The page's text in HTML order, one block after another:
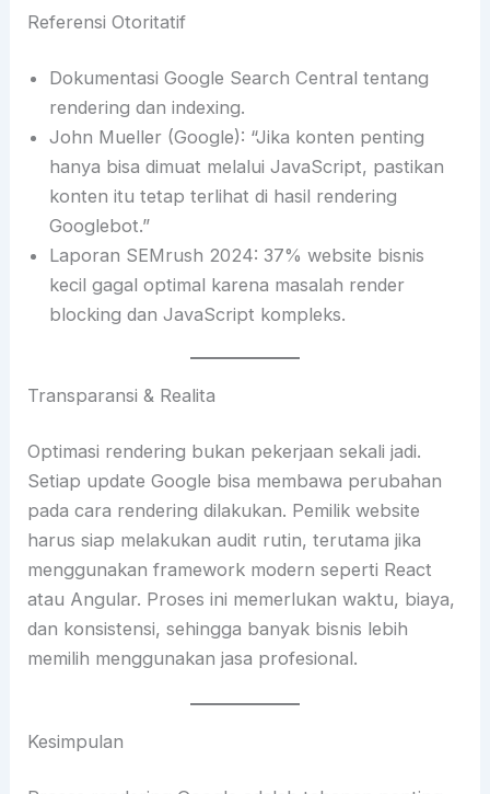
Referensi Otoritatif
Dokumentasi Google Search Central tentang
rendering dan indexing.
John Mueller (Google): “Jika konten penting
hanya bisa dimuat melalui JavaScript, pastikan
konten itu tetap terlihat di hasil rendering
Googlebot.”
Laporan SEMrush 2024: 37% website bisnis
kecil gagal optimal karena masalah render
blocking dan JavaScript kompleks.
Transparansi & Realita
Optimasi rendering bukan pekerjaan sekali jadi.
Setiap update Google bisa membawa perubahan
pada cara rendering dilakukan. Pemilik website
harus siap melakukan audit rutin, terutama jika
menggunakan framework modern seperti React
atau Angular. Proses ini memerlukan waktu, biaya,
dan konsistensi, sehingga banyak bisnis lebih
memilih menggunakan jasa profesional.
Kesimpulan